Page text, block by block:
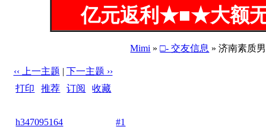
亿元返利★■★大额
Mimi »□- 交友信息 » 济南素质
‹‹ 上一主题 | 下一主题 ››
打印 |推荐 |订阅 |收藏
h347095164
#1